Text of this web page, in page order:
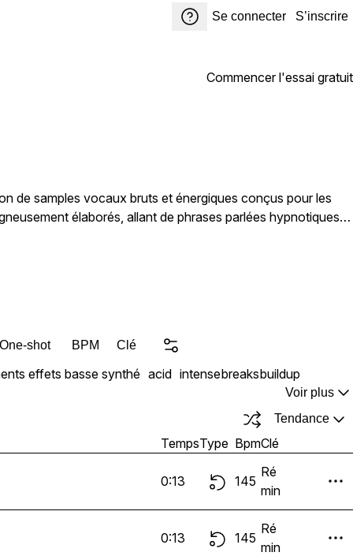
Se connecter S’inscrire
Commencer l'essai gratuit
de samples vocaux bruts et énergiques conçus pour les
shot BPM Clé
effets basse synthé acid intensebreaksbuildup
Voir plus
Tendance
TempsType BpmClé
0:13 145
Ré
min
0:13 145
Ré
min